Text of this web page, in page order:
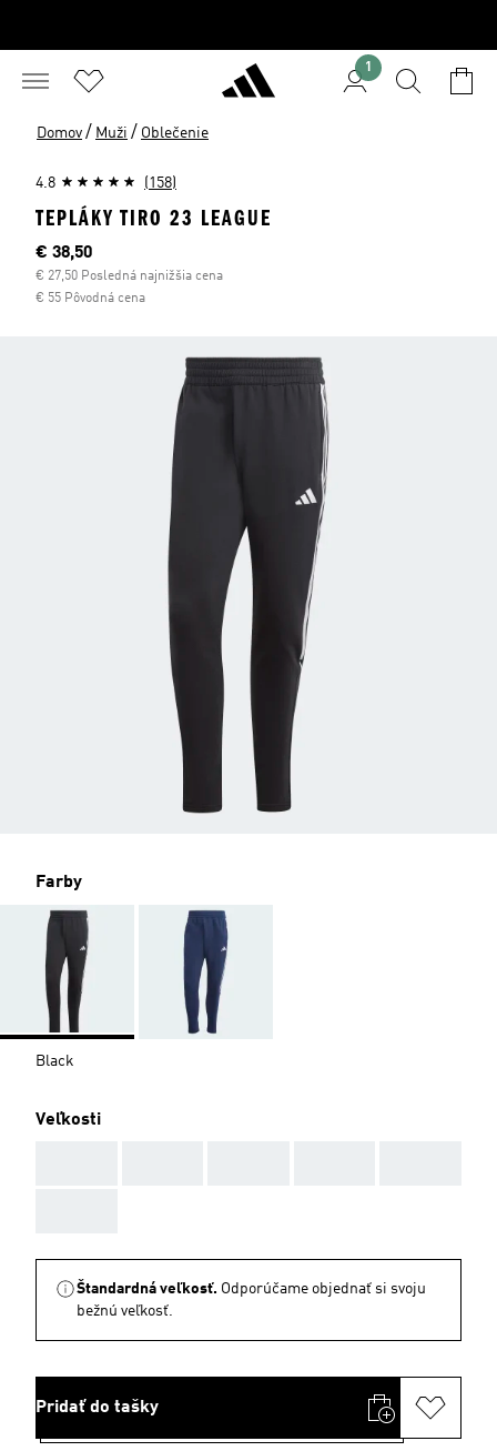
1
Domov / Muži / Oblečenie
4.8 (158)
TEPLÁKY TIRO 23 LEAGUE
Aktuálna cena
€ 38,50
€ 27,50 Posledná najnižšia cena
€ 55 Pôvodná cena
Farby
Black
Veľkosti
Štandardná veľkosť. Odporúčame objednať si svoju
bežnú veľkosť.
Pridať do tašky